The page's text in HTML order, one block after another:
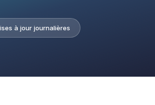
à jour journalières